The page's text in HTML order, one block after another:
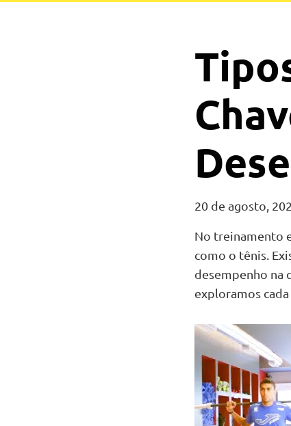
20 de agosto,
No treinamento
como o tênis.
desempenho na
exploramos